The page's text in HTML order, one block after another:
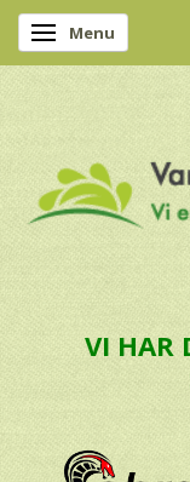
Skifte navigation
Menu
VI HAR